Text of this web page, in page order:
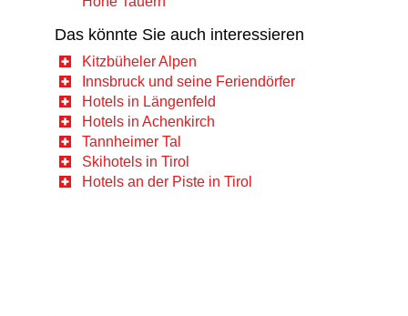
Das könnte Sie auch interessieren
Kitzbüheler Alpen
Innsbruck und seine Feriendörfer
Hotels in Längenfeld
Hotels in Achenkirch
Tannheimer Tal
Skihotels in Tirol
Hotels an der Piste in Tirol